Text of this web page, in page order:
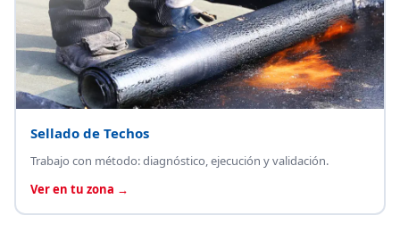
Sellado de Techos
Trabajo con método: diagnóstico, ejecución y validación.
Ver en tu zona →